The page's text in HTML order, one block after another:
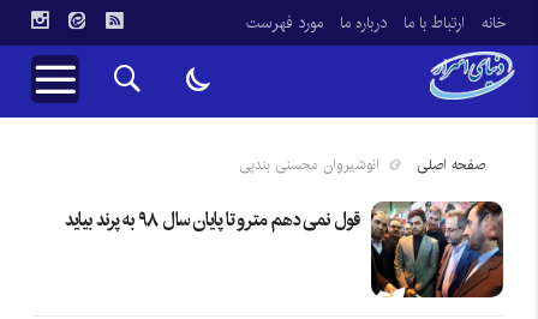
خانه ارتباط با ما درباره ما مورد فهرست
صفحه اصلی انوشیروان محسنی بندپی
قول نمی دهم مترو تا پایان سال ۹۸ به پرند بیاید